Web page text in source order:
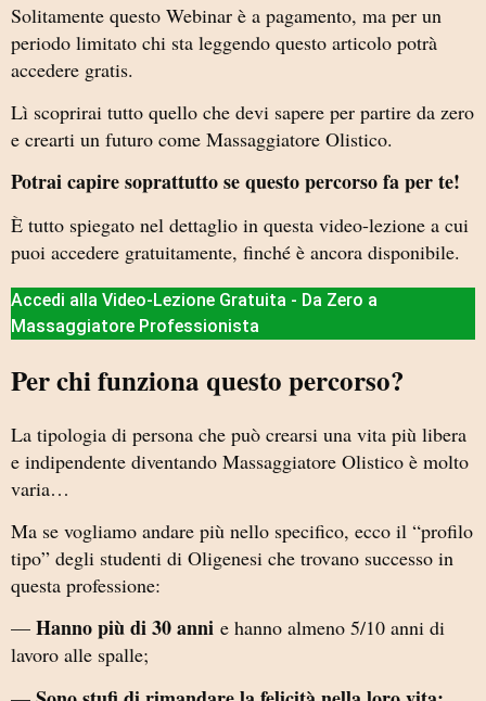
Solitamente questo Webinar è a pagamento, ma per un
periodo limitato chi sta leggendo questo articolo potrà
accedere gratis.
Lì scoprirai tutto quello che devi sapere per partire da zero
e crearti un futuro come Massaggiatore Olistico.
Potrai capire soprattutto se questo percorso fa per te!
È tutto spiegato nel dettaglio in questa video-lezione a cui
puoi accedere gratuitamente, finché è ancora disponibile.
Accedi alla Video-Lezione Gratuita - Da Zero a
Massaggiatore Professionista
Per chi funziona questo percorso?
La tipologia di persona che può crearsi una vita più libera
e indipendente diventando Massaggiatore Olistico è molto
varia…
Ma se vogliamo andare più nello specifico, ecco il “profilo
tipo” degli studenti di Oligenesi che trovano successo in
questa professione:
— Hanno più di 30 anni e hanno almeno 5/10 anni di
lavoro alle spalle;